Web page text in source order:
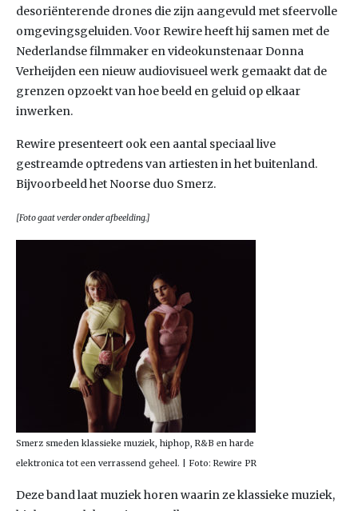
desoriënterende drones die zijn aangevuld met sfeervolle
omgevingsgeluiden. Voor Rewire heeft hij samen met de
Nederlandse filmmaker en videokunstenaar Donna
Verheijden een nieuw audiovisueel werk gemaakt dat de
grenzen opzoekt van hoe beeld en geluid op elkaar
inwerken.
Rewire presenteert ook een aantal speciaal live
gestreamde optredens van artiesten in het buitenland.
Bijvoorbeeld het Noorse duo Smerz.
[Foto gaat verder onder afbeelding.]
Smerz smeden klassieke muziek, hiphop, R&B en harde
elektronica tot een verrassend geheel. | Foto: Rewire PR
Deze band laat muziek horen waarin ze klassieke muziek,